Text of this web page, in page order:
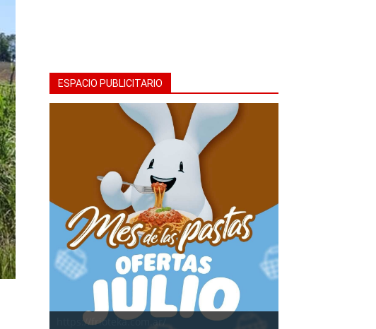
ESPACIO PUBLICITARIO
https://frioteka.com.ar/